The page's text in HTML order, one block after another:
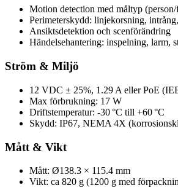
Motion detection med måltyp
Perimeterskydd: linjekorsning,
Ansiktsdetektion och scenförändring
Händelsehantering: inspelning, larm,
Ström & Miljö
12 VDC ± 25%, 1.29 A eller PoE
Max förbrukning: 17 W
Driftstemperatur: -30 °C till +60 °C
Skydd: IP67, NEMA 4X
Mått & Vikt
Mått: Ø138.3 × 115.4 mm
Vikt: ca 820 g (1200 g med